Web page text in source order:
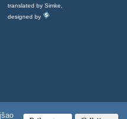
translated by Simke,
designed by